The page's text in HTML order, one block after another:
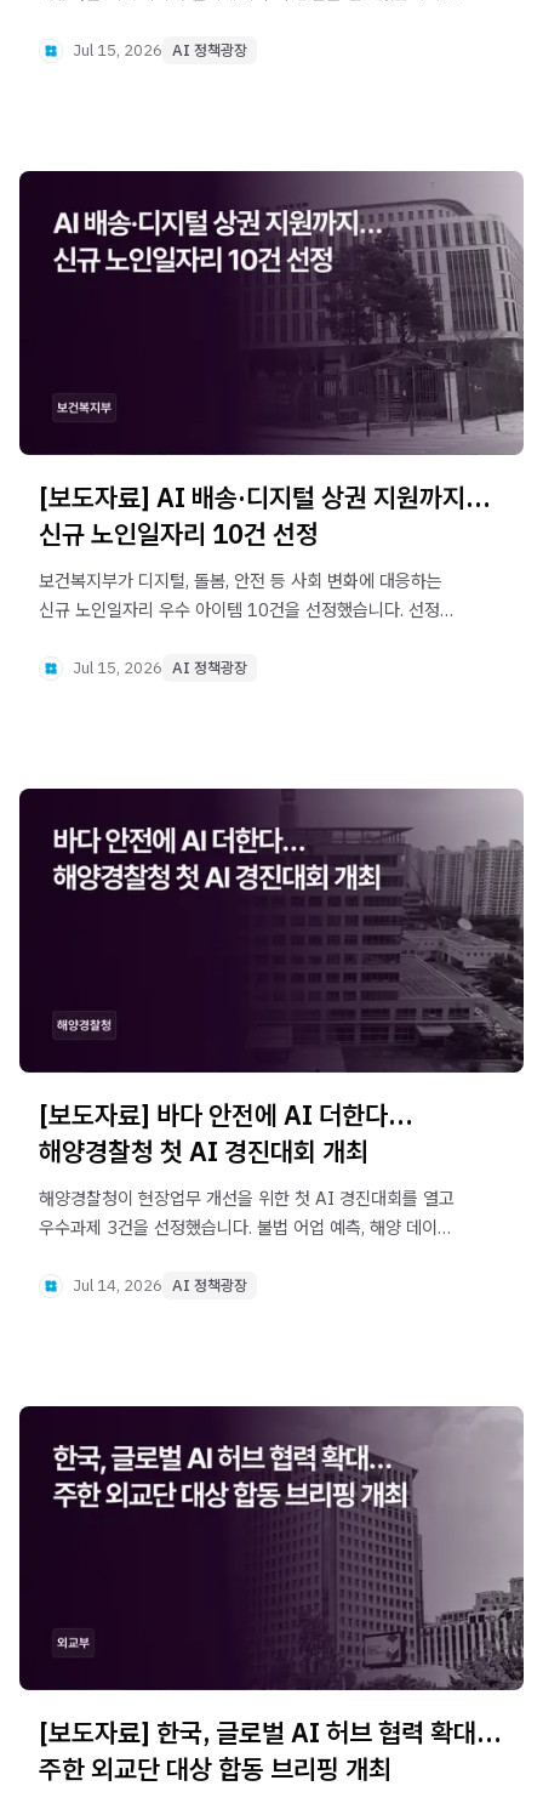
서비스를 통해 국민이 체감할 수 있는 데이터 기반 정책
Jul 15, 2026 AI 정책광장
[보도자료] AI 배송·디지털 상권 지원까지…
신규 노인일자리 10건 선정
보건복지부가 디지털, 돌봄, 안전 등 사회 변화에 대응하는
신규 노인일자리 우수 아이템 10건을 선정했습니다. 선정된
개발하고, 우수 모델은 전국으로 확산할 계획입니다.
Jul 15, 2026 AI 정책광장
[보도자료] 바다 안전에 AI 더한다…
해양경찰청 첫 AI 경진대회 개최
해양경찰청이 현장업무 개선을 위한 첫 AI 경진대회를 열고
우수과제 3건을 선정했습니다. 불법 어업 예측, 해양 데이터
과제는 범정부 경진대회와 고도화 사업으로 연계할
Jul 14, 2026 AI 정책광장
[보도자료] 한국, 글로벌 AI 허브 협력 확대…
주한 외교단 대상 합동 브리핑 개최